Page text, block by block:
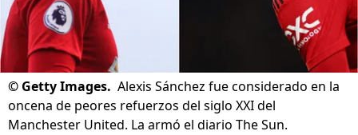
© Getty Images. Alexis Sánchez fue considerado en la
oncena de peores refuerzos del siglo XXI del
Manchester United. La armó el diario The Sun.